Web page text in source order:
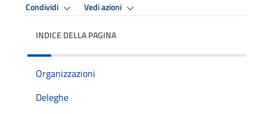
Condividi Vedi azioni
INDICE DELLA PAGINA
Organizzazioni
Deleghe